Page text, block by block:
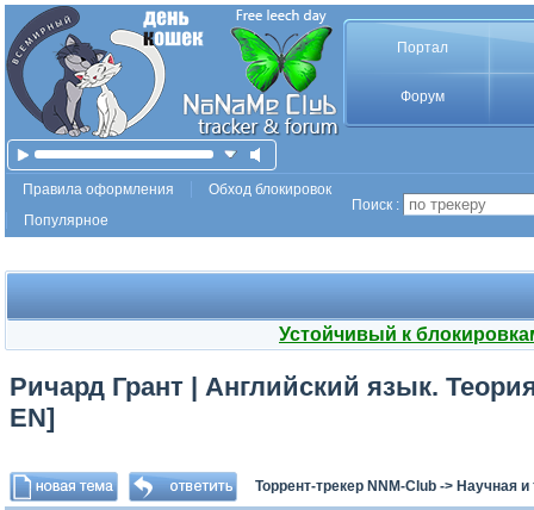
Портал
Форум
Правила оформления
Обход блокировок
Популярное
Поиск :
Устойчивый к
Ричард Грант | Английский язык.
EN]
Торрент-трекер NNM-Club -> Научная и